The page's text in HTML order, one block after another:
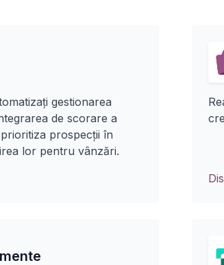
gestionarea
de scorare a
prospecții în
lor pentru vânzări.